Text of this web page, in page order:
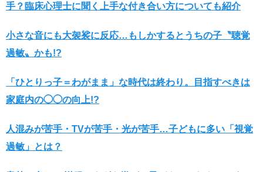
手？臨床心理士に聞く上手な付き合い方についても紹介
小さな音にも大袈裟に反応…もしかするとうちの子〝聴覚
過敏〟かも!?
「ひとりっ子＝わがまま」な時代は終わり。目指すべきは
家庭内の◯◯の向上!?
人混みが苦手・TVが苦手・光が苦手…子どもに多い「視覚
過敏」とは？